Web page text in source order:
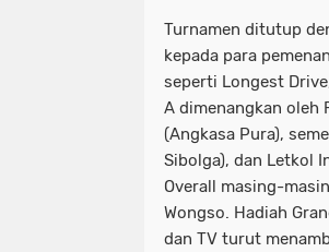
Turnamen ditutup
kepada para
seperti Longest
A dimenangkan oleh
(Angkasa Pura),
Sibolga), dan Letkol
Overall masing-
Wongso. Hadiah
dan TV turut